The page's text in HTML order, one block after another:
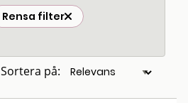
Rensa filter
Sortera på: